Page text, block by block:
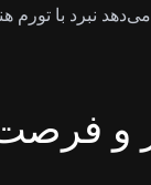
نبرد با تورم
و